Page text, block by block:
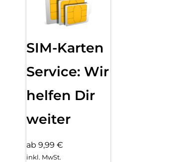
SIM-Karten
Service: Wir
helfen Dir
weiter
ab 9,99 €
inkl. MwSt.